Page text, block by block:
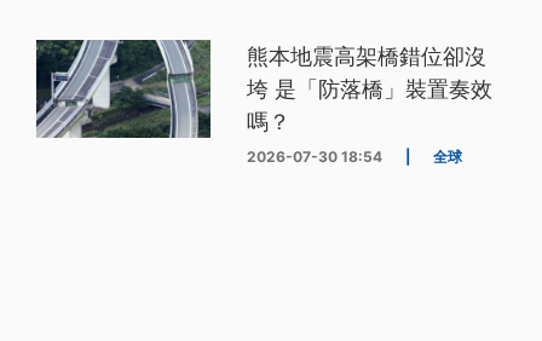
熊本地震高架橋錯位卻沒
垮 是「防落橋」裝置奏效
嗎？
2026-07-30 18:54 全球